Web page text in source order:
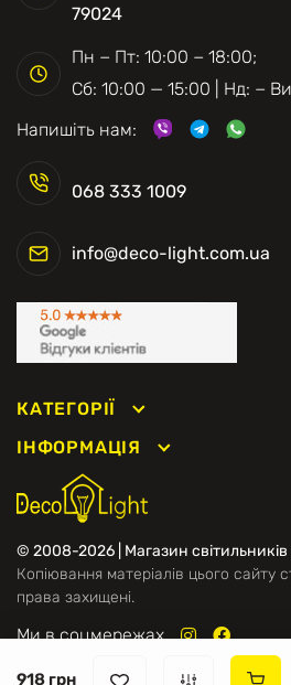
918 грн
© 2008-2026 | Магазин
Копіювання матеріалів цього сайту
права захищені.
Ми в соцмережах
КАТЕГОРІЇ
ІНФОРМАЦІЯ
068 333 1009
info@deco-light.com.ua
79024
Пн − Пт: 10:00 − 18:00;
Сб: 10:00 — 15:00 | Нд: −
Напишіть нам: